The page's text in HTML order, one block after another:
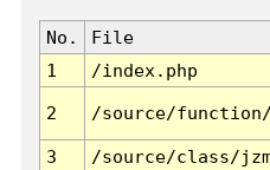
No. File
1
/index.php
2 /source/
3 /source/class/